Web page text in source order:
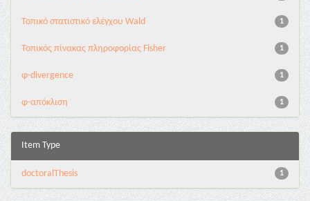
1
Τοπικό στατιστικό ελέγχου Wald
1
Τοπικός πίνακας πληροφορίας Fisher
1
φ-divergence
1
φ-απόκλιση
Item Type
1
doctoralThesis